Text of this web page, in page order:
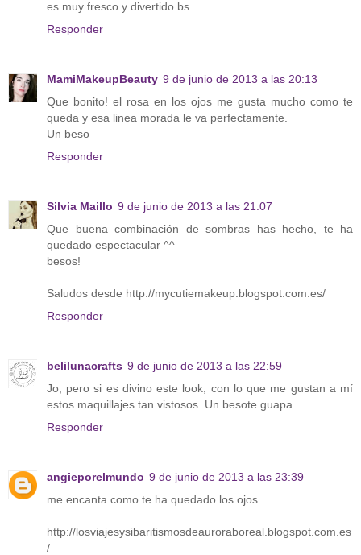
es muy fresco y divertido.bs
Responder
MamiMakeupBeauty 9 de junio de 2013 a las 20:13
Que bonito! el rosa en los ojos me gusta mucho como te
queda y esa linea morada le va perfectamente.
Un beso
Responder
Silvia Maillo 9 de junio de 2013 a las 21:07
Que buena combinación de sombras has hecho, te ha
quedado espectacular ^^
besos!
Saludos desde http://mycutiemakeup.blogspot.com.es/
Responder
belilunacrafts 9 de junio de 2013 a las 22:59
Jo, pero si es divino este look, con lo que me gustan a mí
estos maquillajes tan vistosos. Un besote guapa.
Responder
angieporelmundo 9 de junio de 2013 a las 23:39
me encanta como te ha quedado los ojos
http://losviajesysibaritismosdeauroraboreal.blogspot.com.es
/